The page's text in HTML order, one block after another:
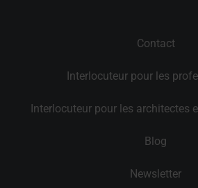
Contact
Interlocuteur pour les
Interlocuteur pour les architectes
Blog
Newsletter